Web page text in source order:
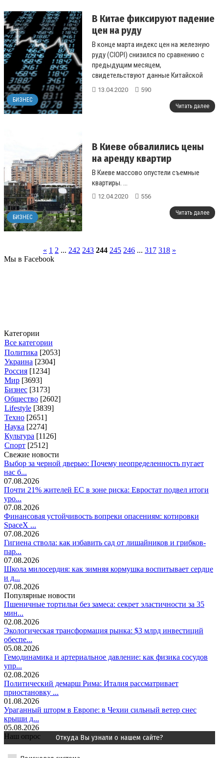
БИЗНЕС
В Китае фиксируют падение
цен на руду
В конце марта индекс цен на железную
руду (CIOPI) снизился по сравнению с
предыдущим месяцем,
свидетельствуют данные Китайской
ассоциации черной металлургии (CISA)....
13.04.2020 590
Читать далее
БИЗНЕС
В Киеве обвалились цены
на аренду квартир
В Киеве массово опустели съемные
квартиры. ...
12.04.2020 556
Читать далее
« 1 2 ... 242 243 244 245 246 ... 317 318 »
Мы в Facebook
Категории
Все категории
Политика [2053]
Украина [2304]
Россия [1234]
Мир [3693]
Бизнес [3173]
Общество [2602]
Lifestyle [3839]
Техно [2651]
Наука [2274]
Культура [1126]
Спорт [2512]
Свежие новости
Выбор за черной дверью: Почему неопределенность пугает
нас б...
07.08.2026
Почти 21% жителей ЕС в зоне риска: Евростат подвел итоги
уро...
07.08.2026
Финансовая устойчивость вопреки опасениям: котировки
SpaceX ...
07.08.2026
Гигиена ствола: как избавить сад от лишайников и грибков-
пар...
07.08.2026
Школа милосердия: как зимняя кормушка воспитывает сердце
и д...
07.08.2026
Популярные новости
Пшеничные тортильи без замеса: секрет эластичности за 35
мин...
02.08.2026
Экологическая трансформация рынка: $3 млрд инвестиций
обеспе...
05.08.2026
Гемодинамика и артериальное давление: как физика сосудов
упр...
02.08.2026
Политический демарш Рима: Италия рассматривает
приостановку ...
01.08.2026
Ураганный шторм в Европе: в Чехии сильный ветер снес
крыши д...
05.08.2026
Наш опрос
Откуда Вы узнали о нашем сайте?